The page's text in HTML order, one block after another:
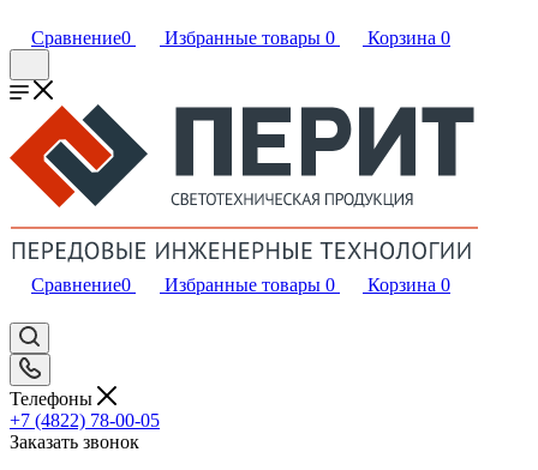
Сравнение0 Избранные товары 0 Корзина 0
Сравнение0 Избранные товары 0 Корзина 0
Телефоны
+7 (4822) 78-00-05
Заказать звонок